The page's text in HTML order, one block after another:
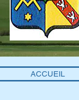
ACCUEIL